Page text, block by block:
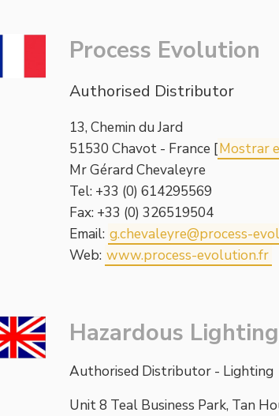
Process Evolution
Authorised Distributor
13, Chemin du Jard
51530 Chavot - France [Mostrar
Mr Gérard Chevaleyre
Tel: +33 (0) 614295569
Fax: +33 (0) 326519504
Email: g.chevaleyre@process-
Web: www.process-evolution.fr
Hazardous
Authorised Distributor - Lighting
Unit 8 Teal Business Park, Tan